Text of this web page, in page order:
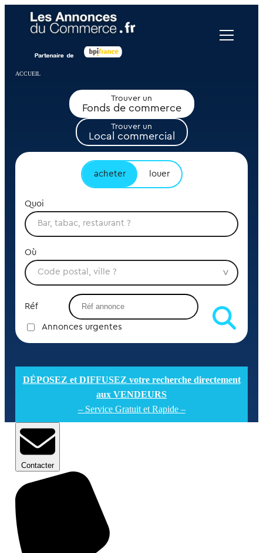
ACCUEIL
Trouver un
Fonds de commerce
Trouver un
Local commercial
acheter louer
Quoi
Où
Réf
Annonces urgentes
DÉPOSEZ et DIFFUSEZ votre recherche directement
aux VENDEURS
– Service Gratuit et Rapide –
Contacter
Panneau de gestion des cookies